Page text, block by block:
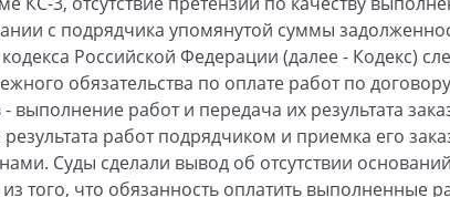
с подрядчика упомянутой суммы
Российской Федерации (далее - Кодекс)
обязательства по оплате работ по
- выполнение работ и передача их результата
результата работ подрядчиком и приемка его
Суды сделали вывод об отсутствии
того, что обязанность оплатить выполненные